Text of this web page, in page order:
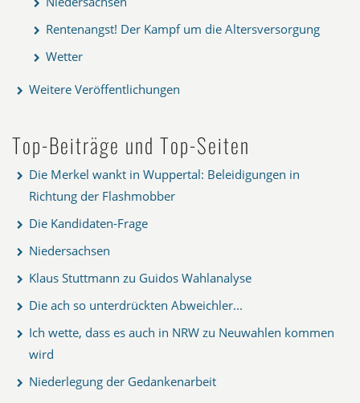
Rentenangst! Der Kampf um die Altersversorgung
Wetter
Weitere Veröffentlichungen
Top-Beiträge und Top-Seiten
Die Merkel wankt in Wuppertal: Beleidigungen in
Richtung der Flashmobber
Die Kandidaten-Frage
Niedersachsen
Klaus Stuttmann zu Guidos Wahlanalyse
Die ach so unterdrückten Abweichler...
Ich wette, dass es auch in NRW zu Neuwahlen kommen
wird
Niederlegung der Gedankenarbeit